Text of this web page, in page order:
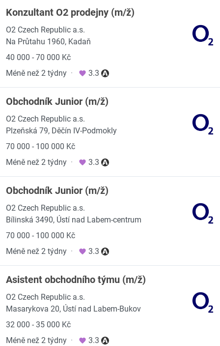
Konzultant O2 prodejny (m/ž)
O2 Czech Republic a.s.
Na Průtahu 1960, Kadaň
40 000 - 70 000 Kč
Méně než 2 týdny · 3.3
Obchodník Junior (m/ž)
O2 Czech Republic a.s.
Plzeňská 79, Děčín IV-Podmokly
70 000 - 100 000 Kč
Méně než 2 týdny · 3.3
Obchodník Junior (m/ž)
O2 Czech Republic a.s.
Bílinská 3490, Ústí nad Labem-centrum
70 000 - 100 000 Kč
Méně než 2 týdny · 3.3
Asistent obchodního týmu (m/ž)
O2 Czech Republic a.s.
Masarykova 20, Ústí nad Labem-Bukov
32 000 - 35 000 Kč
Méně než 2 týdny · 3.3